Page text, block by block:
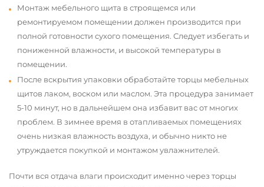
Монтаж мебельного щита в строящемся или
ремонтируемом помещении должен производится при
полной готовности сухого помещения. Следует избегать и
пониженной влажности, и высокой температуры в
помещении.
После вскрытия упаковки обработайте торцы мебельных
щитов лаком, воском или маслом. Эта процедура занимает
5-10 минут, но в дальнейшем она избавит вас от многих
проблем. В зимнее время в отапливаемых помещениях
очень низкая влажность воздуха, и обычно никто не
утруждается покупкой и монтажом увлажнителей.
Почти вся отдача влаги происходит именно через торцы